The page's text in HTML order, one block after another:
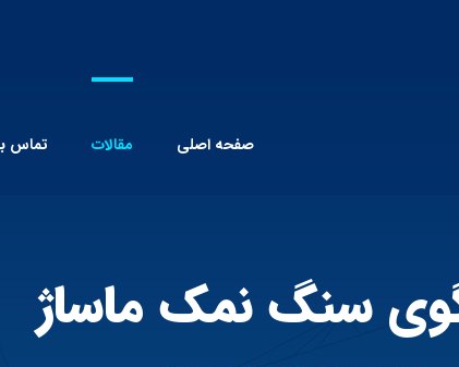
صفحه اصلی مقالات تماس
سنگ نمک ماساژ